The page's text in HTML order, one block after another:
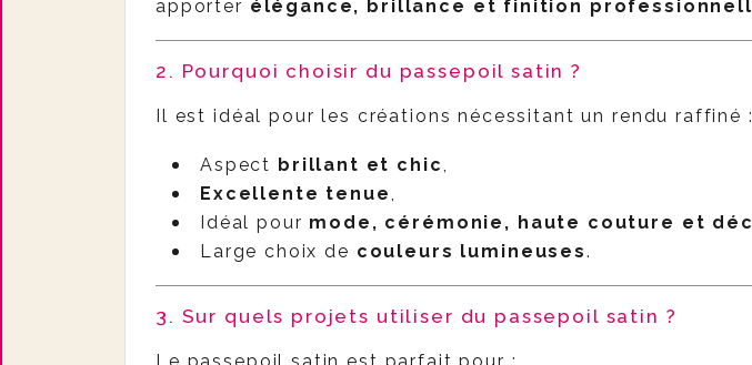
apporter élégance, brillance et finition
2. Pourquoi choisir du passepoil satin ?
Il est idéal pour les créations nécessitant un rendu raffiné :
Aspect brillant et chic,
Excellente tenue,
Idéal pour mode, cérémonie, haute couture et
Large choix de couleurs lumineuses.
3. Sur quels projets utiliser du passepoil satin ?